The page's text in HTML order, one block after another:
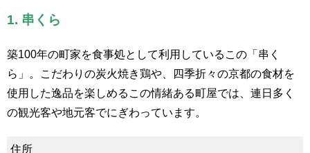
1. 串くら
築100年の町家を食事処として利用しているこの「串く
ら」。こだわりの炭火焼き鶏や、四季折々の京都の食材を
使用した逸品を楽しめるこの情緒ある町屋では、連日多く
の観光客や地元客でにぎわっています。
住所